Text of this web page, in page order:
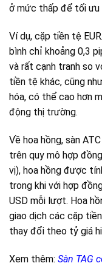
ở mức thấp để tối ưu
Ví dụ, cặp tiền tệ
bình chỉ khoảng 0,3
và rất cạnh tranh so
tiền tệ khác, cũng
hóa, có thể cao hơn
động thị trường.
Về hoa hồng, sàn
trên quy mô hợp
vị), hoa hồng được
trong khi với hợp
USD mỗi lượt. Hoa
giao dịch các cặp
thay đổi theo tỷ giá
Xem thêm: Sàn TAG